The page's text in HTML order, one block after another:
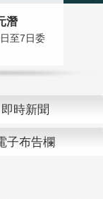
潛
至7日委
即時新聞
子布告欄